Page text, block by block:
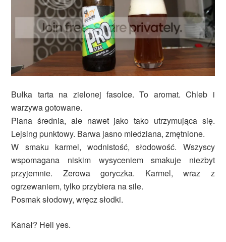
Bułka tarta na zielonej fasolce. To aromat. Chleb i
warzywa gotowane.
Piana średnia, ale nawet jako tako utrzymująca się.
Lejsing punktowy. Barwa jasno miedziana, zmętnione.
W smaku karmel, wodnistość, słodowość. Wszyscy
wspomagana niskim wysyceniem smakuje niezbyt
przyjemnie. Zerowa goryczka. Karmel, wraz z
ogrzewaniem, tylko przybiera na sile.
Posmak słodowy, wręcz słodki.
Kanał? Hell yes.